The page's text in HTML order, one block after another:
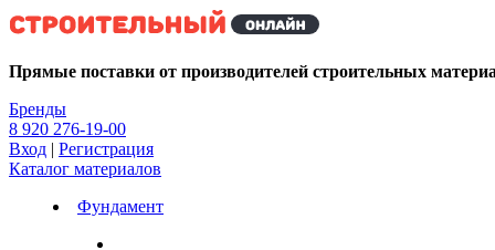
Kg
Прямые поставки от производителей строительных
Бренды
8 920 276-19-00
Вход | Регистрация
Каталог материалов
Фундамент